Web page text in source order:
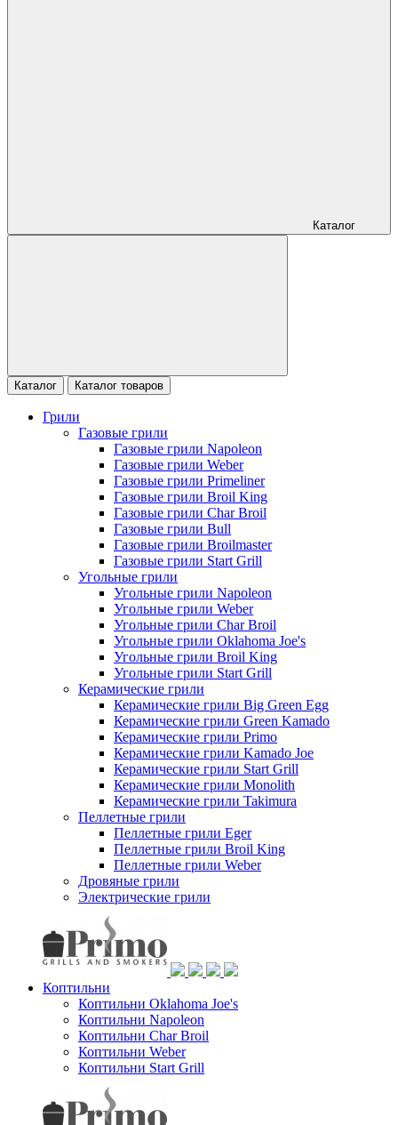
Каталог
Каталог Каталог товаров
Грили
Газовые грили
Газовые грили Napoleon
Газовые грили Weber
Газовые грили Primeliner
Газовые грили Broil King
Газовые грили Char Broil
Газовые грили Bull
Газовые грили Broilmaster
Газовые грили Start Grill
Угольные грили
Угольные грили Napoleon
Угольные грили Weber
Угольные грили Char Broil
Угольные грили Oklahoma Joe's
Угольные грили Broil King
Угольные грили Start Grill
Керамические грили
Керамические грили Big Green Egg
Керамические грили Green Kamado
Керамические грили Primo
Керамические грили Kamado Joe
Керамические грили Start Grill
Керамические грили Monolith
Керамические грили Takimura
Пеллетные грили
Пеллетные грили Eger
Пеллетные грили Broil King
Пеллетные грили Weber
Дровяные грили
Электрические грили
Коптильни
Коптильни Oklahoma Joe's
Коптильни Napoleon
Коптильни Char Broil
Коптильни Weber
Коптильни Start Grill